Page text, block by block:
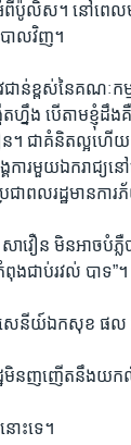
ពីប៉ូលិស។ នៅពេលម
បាលវិញ។
ជាន់ខ្ពស់នៃគណៈក
តហ្នឹង បើតាមខ្ញុំដឹ
ជាគំនិតល្អហើយ ប៉ុ
គការមួយឯករាជ្យ
ាពលរដ្ឋមានការ
ាវឿន មិនអាចបំភ្
ងជាប់រវល់ បាទ”។
េនីយ៍ឯកសុខ ផល អ
ដ្ឋមិនញញើតនឹងយ
ោះទេ។